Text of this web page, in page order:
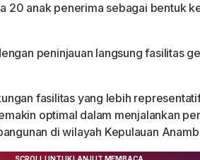
20 anak penerima sebagai bentuk
peninjauan langsung fasilitas
fasilitas yang lebih
optimal dalam menjalankan
di wilayah Kepulauan